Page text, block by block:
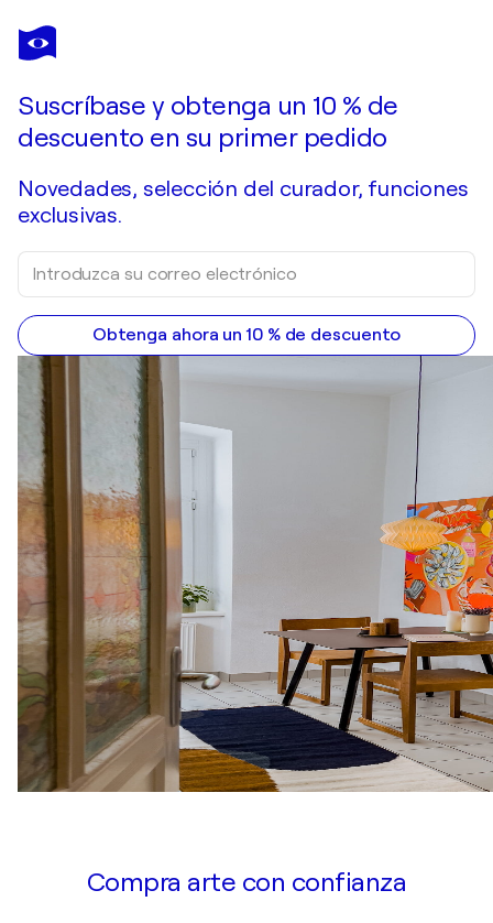
ILJA FREER
Life goes POP
Suscríbase y obtenga un 10 % de
descuento en su primer pedido
Novedades, selección del curador, funciones
exclusivas.
Obtenga ahora un 10 % de descuento
Compra arte con confianza